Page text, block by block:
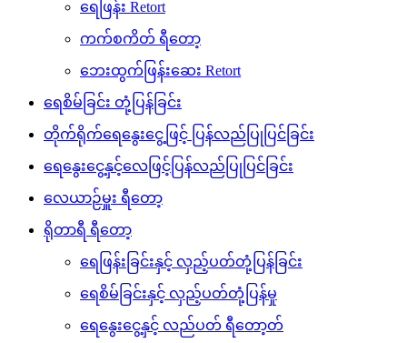
ရေဖြန်း Retort
ကက်စကိတ် ရီတော့
ဘေးထွက်ဖြန်းဆေး Retort
ရေစိမ်ခြင်း တုံ့ပြန်ခြင်း
တိုက်ရိုက်ရေနွေးငွေ့ဖြင့် ပြန်လည်ပြုပြင်ခြင်း
ရေနွေးငွေ့နှင့်လေဖြင့်ပြန်လည်ပြုပြင်ခြင်း
လေယာဉ်မှူး ရီတော့
ရိုတာရီ ရီတော့
ရေဖြန်းခြင်းနှင့် လှည့်ပတ်တုံ့ပြန်ခြင်း
ရေစိမ်ခြင်းနှင့် လှည့်ပတ်တုံ့ပြန်မှု
ရေနွေးငွေ့နှင့် လည်ပတ် ရီတော့တ်